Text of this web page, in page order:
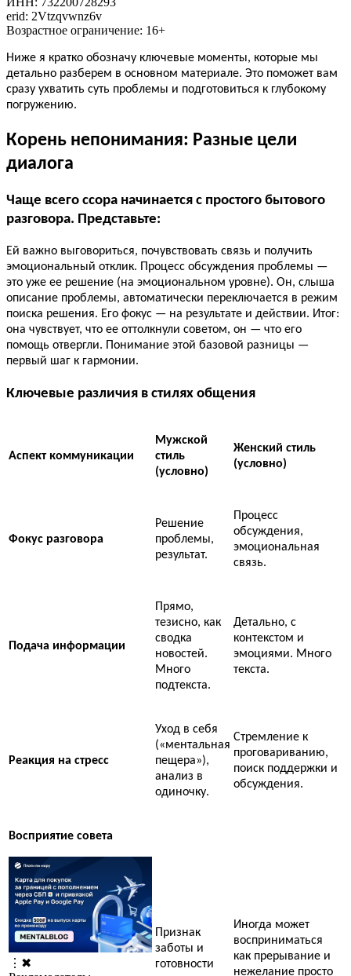
erid: 2Vtzqvwnz6v
Возрастное ограничение: 16+
Ниже я кратко обозначу ключевые моменты, которые мы
детально разберем в основном материале. Это поможет вам
сразу ухватить суть проблемы и подготовиться к глубокому
погружению.
Корень непонимания: Разные цели
диалога
Чаще всего ссора начинается с простого бытового
разговора. Представьте:
Ей важно выговориться, почувствовать связь и получить
эмоциональный отклик. Процесс обсуждения проблемы —
это уже ее решение (на эмоциональном уровне). Он, слыша
описание проблемы, автоматически переключается в режим
поиска решения. Его фокус — на результате и действии. Итог:
она чувствует, что ее оттолкнули советом, он — что его
помощь отвергли. Понимание этой базовой разницы —
первый шаг к гармонии.
Ключевые различия в стилях общения
Аспект коммуникации
Мужской
стиль
(условно)
Женский стиль
(условно)
Фокус разговора
Решение
проблемы,
результат.
Процесс
обсуждения,
эмоциональная
связь.
Подача информации
Прямо,
тезисно, как
сводка
новостей.
Много
подтекста.
Детально, с
контекстом и
эмоциями. Много
текста.
Реакция на стресс
Уход в себя
(«ментальная
пещера»),
анализ в
одиночку.
Стремление к
проговариванию,
поиск поддержки и
обсуждения.
Восприятие совета
⋮ ✖
Признак
заботы и
готовности
Иногда может
восприниматься
как прерывание и
нежелание просто